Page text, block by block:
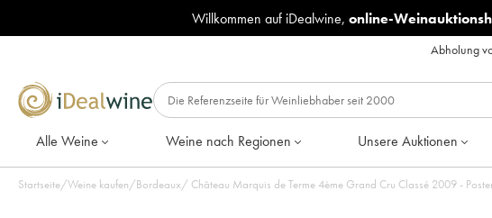
Willkommen auf iDealwine, online-
Abholung
Alle Weine Weine nach Regionen Unsere Auktionen
Startseite/Weine kaufen/Bordeaux/ Château Marquis de Terme 4ème